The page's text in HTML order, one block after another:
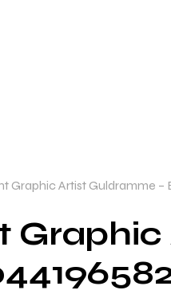
Graphic Artist Guldramme